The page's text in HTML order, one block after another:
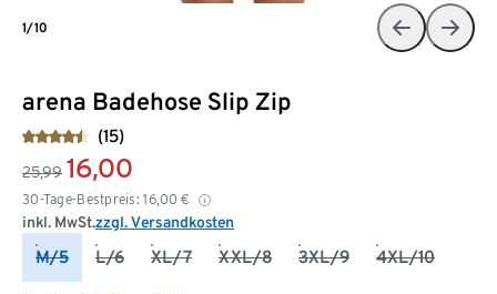
arena Badehose Slip Zip
(15)
25,99 16,00
30-Tage-Bestpreis: 16,00 €
inkl. MwSt.zzgl. Versandkosten
M/5 L/6 XL/7 XXL/8 3XL/9 4XL/10
1/10